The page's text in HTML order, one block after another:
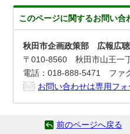
このページに関するお問い合
秋田市企画政策部 広報広
〒010-8560 秋田市山王一
電話：018-888-5471 ファ
お問い合わせは専用フォ
前のページへ戻る